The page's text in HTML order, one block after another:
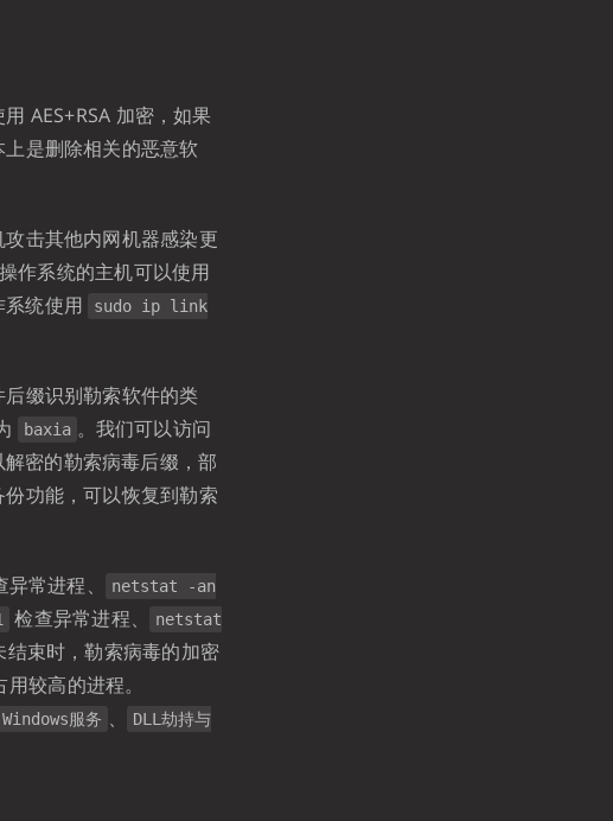
AES+RSA 加密，如果
是删除相关的恶意软
击其他内网机器感染更
作系统的主机可以使用
统使用
sudo ip link
缀识别勒索软件的类
baxia 。我们可以访问
密的勒索病毒后缀，部
功能，可以恢复到勒索
异常进程、
netstat -an
检查异常进程、
netstat
束时，勒索病毒的加密
较高的进程。
Windows服务 、
DLL劫持与